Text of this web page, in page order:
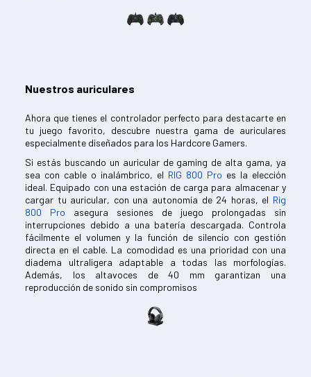
Nuestros auriculares
Ahora que tienes el controlador perfecto para destacarte en
tu juego favorito, descubre nuestra gama de auriculares
especialmente diseñados para los Hardcore Gamers.
Si estás buscando un auricular de gaming de alta gama, ya
sea con cable o inalámbrico, el RIG 800 Pro es la elección
ideal. Equipado con una estación de carga para almacenar y
cargar tu auricular, con una autonomía de 24 horas, el Rig
800 Pro asegura sesiones de juego prolongadas sin
interrupciones debido a una batería descargada. Controla
fácilmente el volumen y la función de silencio con gestión
directa en el cable. La comodidad es una prioridad con una
diadema ultraligera adaptable a todas las morfologías.
Además, los altavoces de 40 mm garantizan una
reproducción de sonido sin compromisos